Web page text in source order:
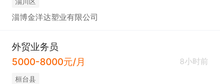
淄博金洋达塑业有限公司
外贸业务员
5000-8000元/月
8小时前
桓台县